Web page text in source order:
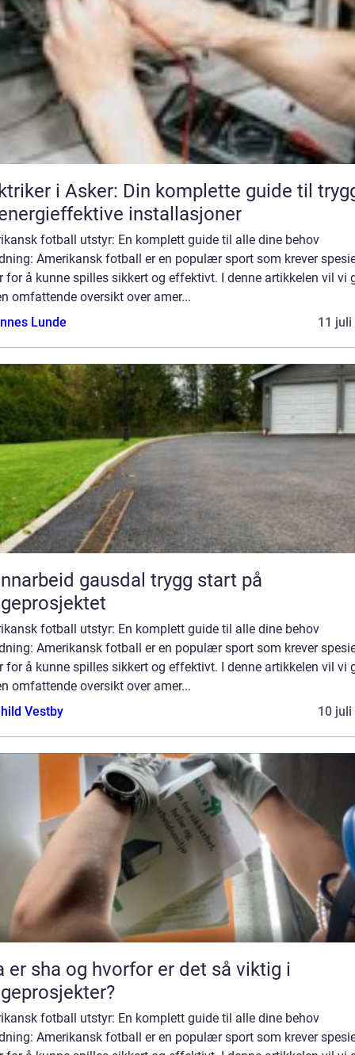
i Asker: Din komplette guide til
installasjoner
fotball utstyr: En komplett guide til alle dine behov
Amerikansk fotball er en populær sport som krever
for å kunne spilles sikkert og effektivt. I denne artikkelen vil vi
omfattende oversikt over amer...
Lunde
11 juli
gausdal trygg start på
fotball utstyr: En komplett guide til alle dine behov
Amerikansk fotball er en populær sport som krever
for å kunne spilles sikkert og effektivt. I denne artikkelen vil vi
omfattende oversikt over amer...
Vestby
10 juli
er sha og hvorfor er det så viktig i
fotball utstyr: En komplett guide til alle dine behov
Amerikansk fotball er en populær sport som krever